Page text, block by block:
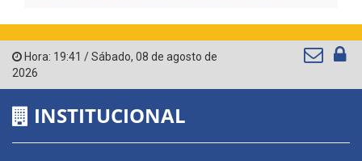
Hora: 19:41 /Sábado, 08 de agosto de
2026
INSTITUCIONAL